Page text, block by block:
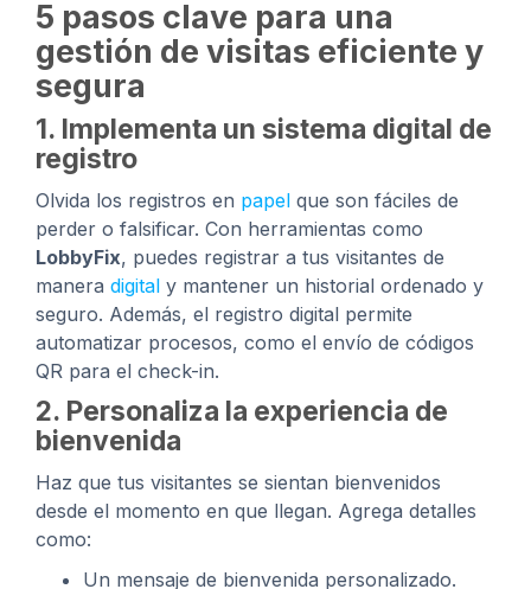
5 pasos clave para una
gestión de visitas eficiente y
segura
1. Implementa un sistema digital de
registro
Olvida los registros en papel que son fáciles de
perder o falsificar. Con herramientas como
LobbyFix, puedes registrar a tus visitantes de
manera digital y mantener un historial ordenado y
seguro. Además, el registro digital permite
automatizar procesos, como el envío de códigos
QR para el check-in.
2. Personaliza la experiencia de
bienvenida
Haz que tus visitantes se sientan bienvenidos
desde el momento en que llegan. Agrega detalles
como:
Un mensaje de bienvenida personalizado.